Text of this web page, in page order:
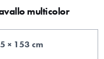
multicolor
× 153 cm